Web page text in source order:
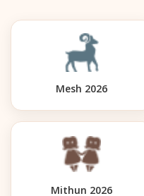
Mesh 2026
Mithun 2026